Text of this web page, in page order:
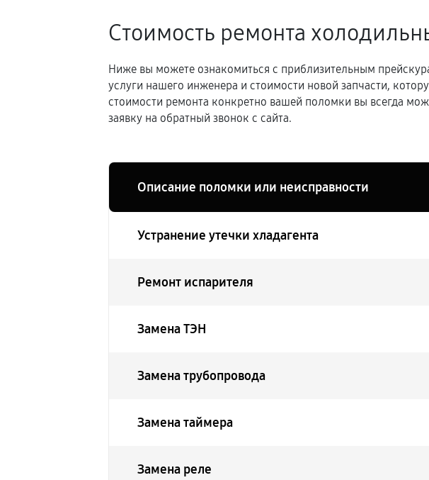
Стоимость ремонта
Ниже вы можете ознакомиться с приблизительным
услуги нашего инженера и стоимости новой запчасти,
стоимости ремонта конкретно вашей поломки вы всегда
заявку на обратный звонок с сайта.
Описание поломки или неисправности
Устранение утечки хладагента
Ремонт испарителя
Замена ТЭН
Замена трубопровода
Замена таймера
Замена реле